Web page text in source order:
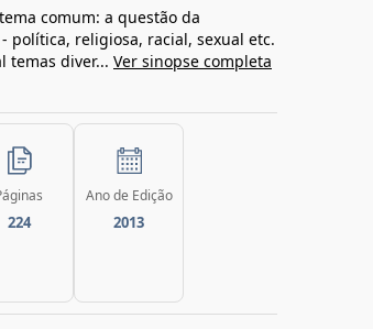
comum: a questão da
política, religiosa, racial, sexual etc.
temas diver... Ver sinopse completa
224
Ano de Edição
2013